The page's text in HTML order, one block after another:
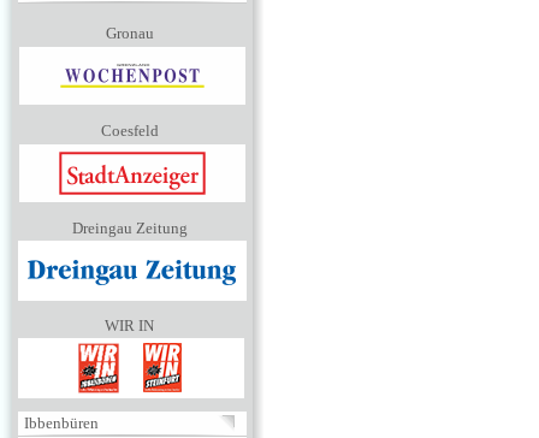
Gronau
Coesfeld
Dreingau Zeitung
WIR IN
Ibbenbüren